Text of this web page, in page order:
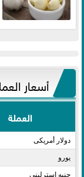
أسعار
العملة
دولار أمريكى​
يورو​
جنيه إسترلينى​